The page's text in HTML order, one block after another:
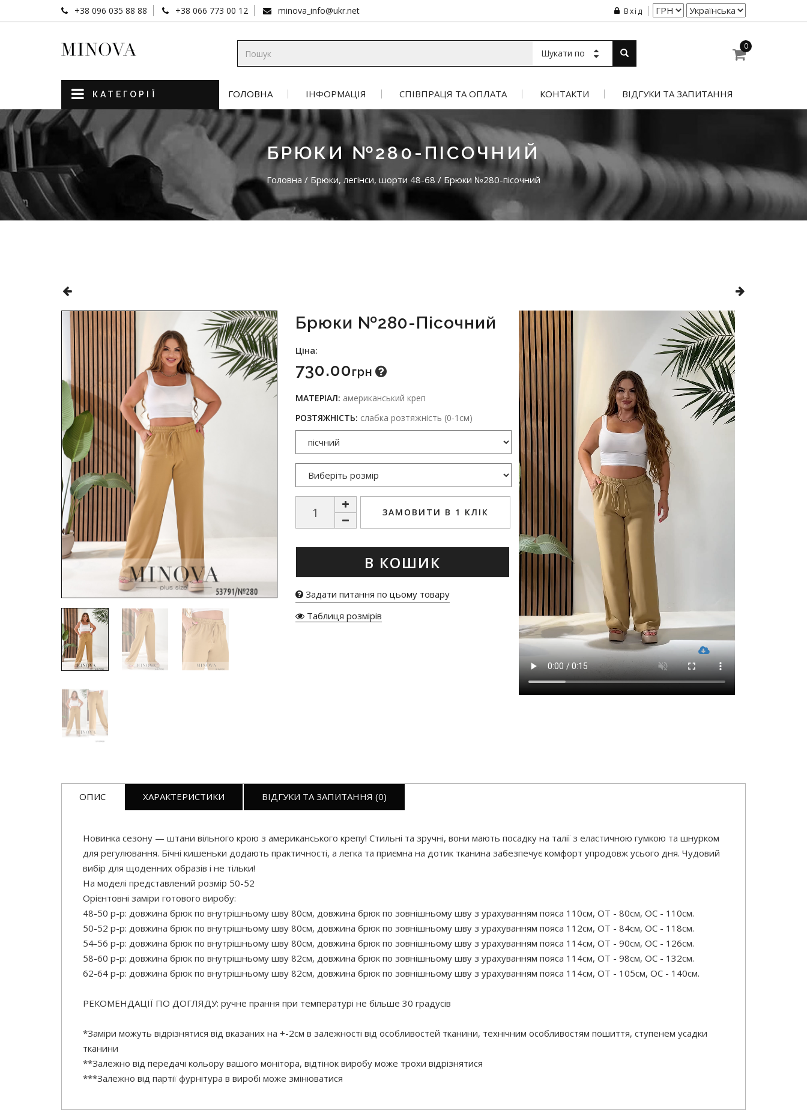
+38 096 035 88 88 +38 066 773 00 12 minova_info@ukr.net Вхід
Шукати по
0
КАТЕГОРІЇ ГОЛОВНА ІНФОРМАЦІЯ СПІВПРАЦЯ ТА ОПЛАТА КОНТАКТИ ВІДГУКИ ТА ЗАПИТАННЯ
БРЮКИ №280-ПІСОЧНИЙ
Головна / Брюки, легінси, шорти 48-68 / Брюки №280-пісочний
Брюки №280-Пісочний
Ціна:
730.00Грн
МАТЕРІАЛ: американський креп
РОЗТЯЖНІСТЬ: слабка розтяжність (0-1см)
ЗАМОВИТИ В 1 КЛІК
В КОШИК
Задати питання по цьому товару
Таблиця розмірів
ОПИС ХАРАКТЕРИСТИКИ ВІДГУКИ ТА ЗАПИТАННЯ (0)
Новинка сезону — штани вільного крою з американського крепу! Стильні та зручні, вони мають посадку на талії з еластичною гумкою та шнурком
для регулювання. Бічні кишеньки додають практичності, а легка та приємна на дотик тканина забезпечує комфорт упродовж усього дня. Чудовий
вибір для щоденних образів і не тільки!
На моделі представлений розмір 50-52
Орієнтовні заміри готового виробу:
48-50 р-р: довжина брюк по внутрішньому шву 80см, довжина брюк по зовнішньому шву з урахуванням пояса 110см, ОТ - 80см, ОС - 110см.
50-52 р-р: довжина брюк по внутрішньому шву 80см, довжина брюк по зовнішньому шву з урахуванням пояса 112см, ОТ - 84см, ОС - 118см.
54-56 р-р: довжина брюк по внутрішньому шву 80см, довжина брюк по зовнішньому шву з урахуванням пояса 114см, ОТ - 90см, ОС - 126см.
58-60 р-р: довжина брюк по внутрішньому шву 82см, довжина брюк по зовнішньому шву з урахуванням пояса 114см, ОТ - 98см, ОС - 132см.
62-64 р-р: довжина брюк по внутрішньому шву 82см, довжина брюк по зовнішньому шву з урахуванням пояса 114см, ОТ - 105см, ОС - 140см.
РЕКОМЕНДАЦІЇ ПО ДОГЛЯДУ: ручне прання при температурі не більше 30 градусів
*Заміри можуть відрізнятися від вказаних на +-2см в залежності від особливостей тканини, технічним особливостям пошиття, ступенем усадки
тканини
**Залежно від передачі кольору вашого монітора, відтінок виробу може трохи відрізнятися
***Залежно від партії фурнітура в виробі може змінюватися